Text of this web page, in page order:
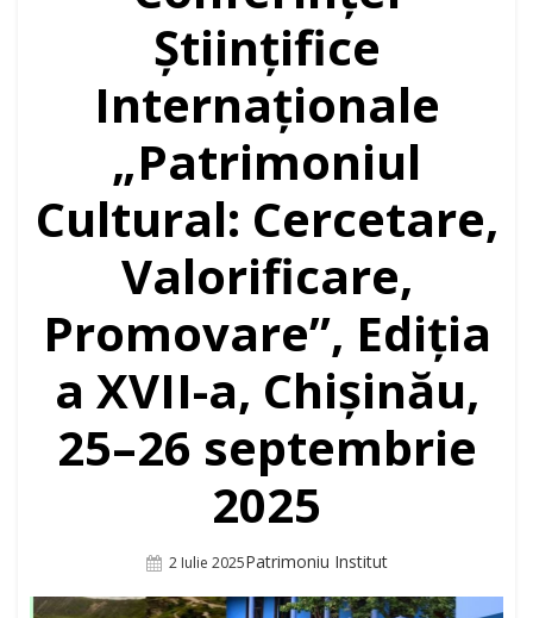
Științifice
Internaționale
„Patrimoniul
Cultural: Cercetare,
Valorificare,
Promovare”, Ediția
a XVII-a, Chișinău,
25–26 septembrie
2025
Posted
2 Iulie 2025Author
Patrimoniu Institut